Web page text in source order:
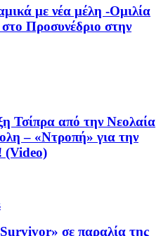
με νέα μέλη -Ομιλία
Προσυνέδριο στην
Τσίπρα από την Νεολαία
– «Ντροπή» για την
(Video)
σε παραλία της